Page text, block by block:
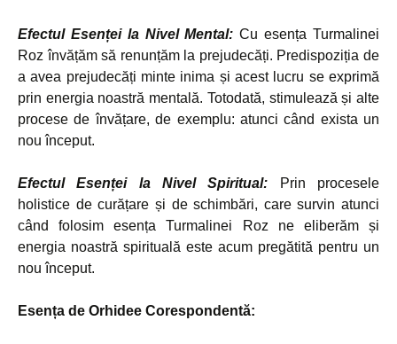
Efectul Esenței la Nivel Mental:Cu esența Turmalinei
Roz învățăm să renunțăm la prejudecăți. Predispoziția de
a avea prejudecăți minte inima și acest lucru se exprimă
prin energia noastră mentală. Totodată, stimulează și alte
procese de învățare, de exemplu: atunci când exista un
nou început.
Efectul Esenței la Nivel Spiritual:
Prin procesele
holistice de curățare și de schimbări, care survin atunci
când folosim esența Turmalinei Roz ne eliberăm și
energia noastră spirituală este acum pregătită pentru un
nou început.
Esența de Orhidee Corespondentă: